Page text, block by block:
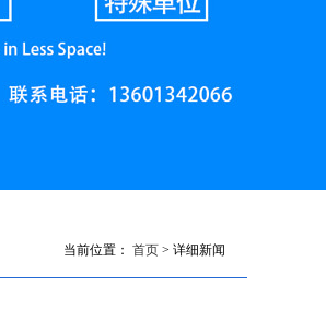
当前位置： 首页 > 详细新闻